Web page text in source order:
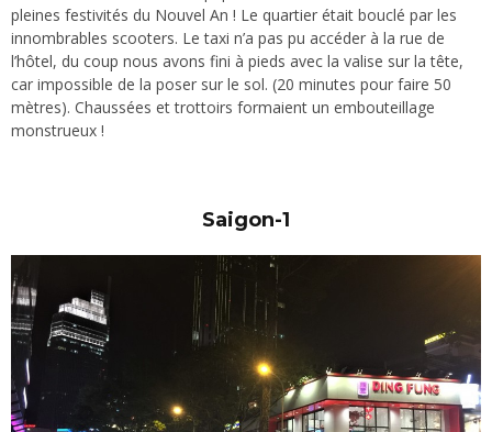
pleines festivités du Nouvel An ! Le quartier était bouclé par les
innombrables scooters. Le taxi n’a pas pu accéder à la rue de
l’hôtel, du coup nous avons fini à pieds avec la valise sur la tête,
car impossible de la poser sur le sol. (20 minutes pour faire 50
mètres). Chaussées et trottoirs formaient un embouteillage
monstrueux !
Saigon-1